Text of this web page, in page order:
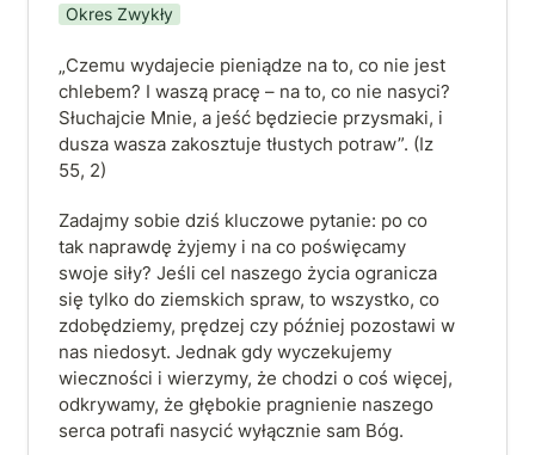
Okres Zwykły
„Czemu wydajecie pieniądze na to, co nie jest
chlebem? I waszą pracę – na to, co nie nasyci?
Słuchajcie Mnie, a jeść będziecie przysmaki, i
dusza wasza zakosztuje tłustych potraw”. (Iz
55, 2)
Zadajmy sobie dziś kluczowe pytanie: po co
tak naprawdę żyjemy i na co poświęcamy
swoje siły? Jeśli cel naszego życia ogranicza
się tylko do ziemskich spraw, to wszystko, co
zdobędziemy, prędzej czy później pozostawi w
nas niedosyt. Jednak gdy wyczekujemy
wieczności i wierzymy, że chodzi o coś więcej,
odkrywamy, że głębokie pragnienie naszego
serca potrafi nasycić wyłącznie sam Bóg.